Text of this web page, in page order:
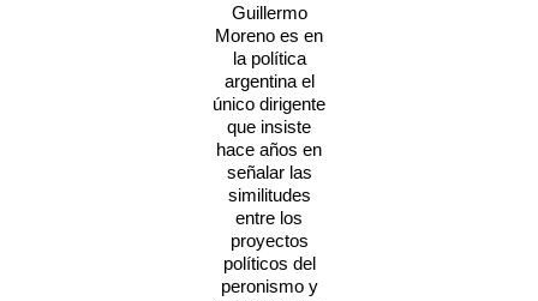
Guillermo
Moreno es en
la política
argentina el
único dirigente
que insiste
hace años en
señalar las
similitudes
entre los
proyectos
políticos del
peronismo y